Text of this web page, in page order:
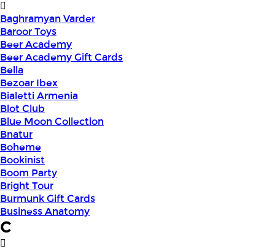
Baghramyan Varder
Baroor Toys
Beer Academy
Beer Academy Gift Cards
Bella
Bezoar Ibex
Bialetti Armenia
Blot Club
Blue Moon Collection
Bnatur
Boheme
Bookinist
Boom Party
Bright Tour
Burmunk Gift Cards
Business Anatomy
C